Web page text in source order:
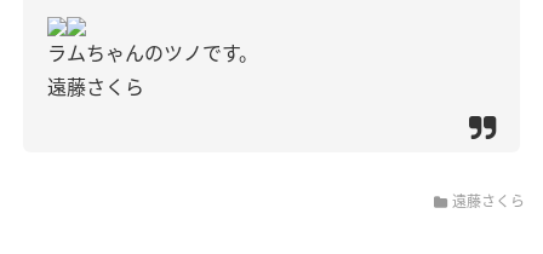
ラムちゃんのツノです。
遠藤さくら
遠藤さくら